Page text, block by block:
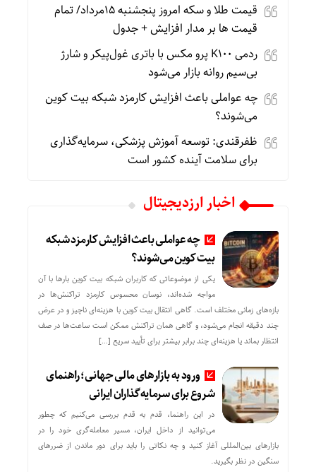
قیمت طلا و سکه امروز پنجشنبه 15مرداد/ تمام
قیمت ها بر مدار افزایش + جدول
ردمی K100 پرو مکس با باتری غول‌پیکر و شارژ
بی‌سیم روانه بازار می‌شود
چه عواملی باعث افزایش کارمزد شبکه بیت کوین
می‌شوند؟
ظفرقندی: توسعه آموزش پزشکی، سرمایه‌گذاری
برای سلامت آینده کشور است
اخبار ارزدیجیتال
چه عواملی باعث افزایش کارمزد شبکه
بیت کوین می‌شوند؟
یکی از موضوعاتی که کاربران شبکه بیت کوین بارها با آن
مواجه شده‌اند، نوسان محسوس کارمزد تراکنش‌ها در
بازه‌های زمانی مختلف است. گاهی انتقال بیت کوین با هزینه‌ای ناچیز و در عرض
چند دقیقه انجام می‌شود، و گاهی همان تراکنش ممکن است ساعت‌ها در صف
انتظار بماند یا هزینه‌ای چند برابر بیشتر برای تأیید سریع […]
ورود به بازارهای مالی جهانی؛ راهنمای
شروع برای سرمایه‌گذاران ایرانی
در این راهنما، قدم به قدم بررسی می‌کنیم که چطور
می‌توانید از داخل ایران، مسیر معامله‌گری خود را در
بازارهای بین‌المللی آغاز کنید و چه نکاتی را باید برای دور ماندن از ضررهای
سنگین در نظر بگیرید.